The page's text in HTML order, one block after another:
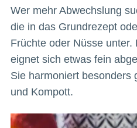
Wer mehr Abwechslung
die in das Grundrezept
Früchte oder Nüsse
eignet sich etwas fein
Sie harmoniert besonders
und Kompott.